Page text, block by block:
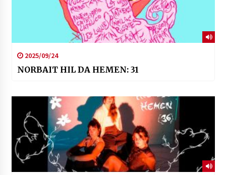
2025/09/24
NORBAIT HIL DA HEMEN: 31